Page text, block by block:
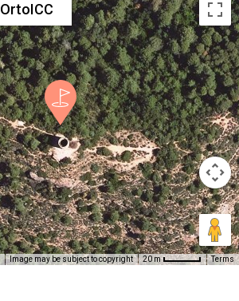
OrtoICC
Image may be subject to copyright 20 m Terms